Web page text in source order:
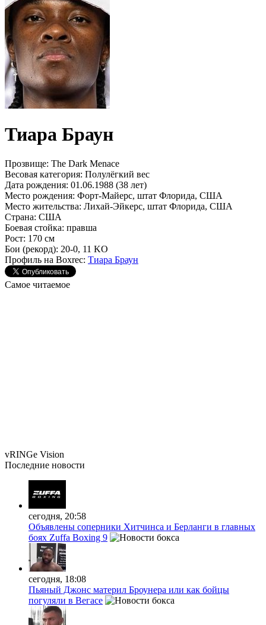
Тиара Браун
Прозвище: The Dark Menace
Весовая категория: Полулёгкий вес
Дата рождения: 01.06.1988 (38 лет)
Место рождения: Форт-Майерс, штат Флорида, США
Место жительства: Лихай-Эйкерс, штат Флорида, США
Страна: США
Боевая стойка: правша
Рост: 170 см
Бои (рекорд): 20-0, 11 KO
Профиль на Boxrec: Тиара Браун
Самое читаемое
vRINGe Vision
Последние новости
сегодня, 20:58
Объявлены соперники Хитчинса и Берланги в главных
боях Zuffa Boxing 9
сегодня, 18:08
Пьяный Джонс материл Броунера или как бойцы
погуляли в Вегасе